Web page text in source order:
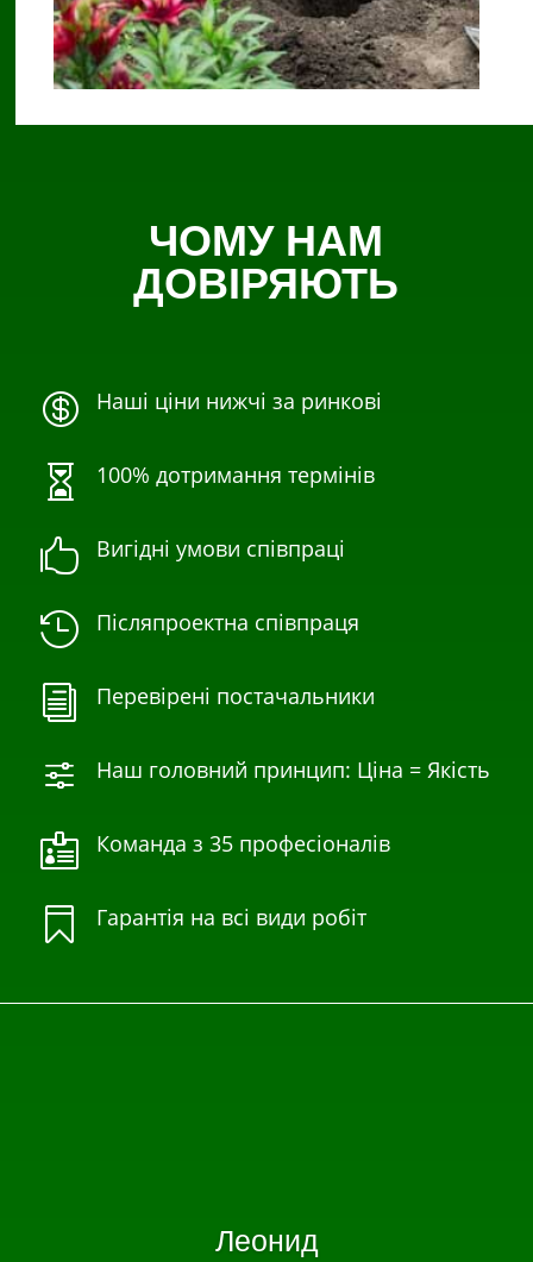
ЧОМУ НАМ
ДОВІРЯЮТЬ
 Наші ціни нижчі за ринкові
 100% дотримання термінів
 Вигідні умови співпраці
 Післяпроектна співпраця
i Перевірені постачальники
f Наш головний принцип: Ціна = Якість
 Команда з 35 професіоналів
 Гарантія на всі види робіт
Леонид